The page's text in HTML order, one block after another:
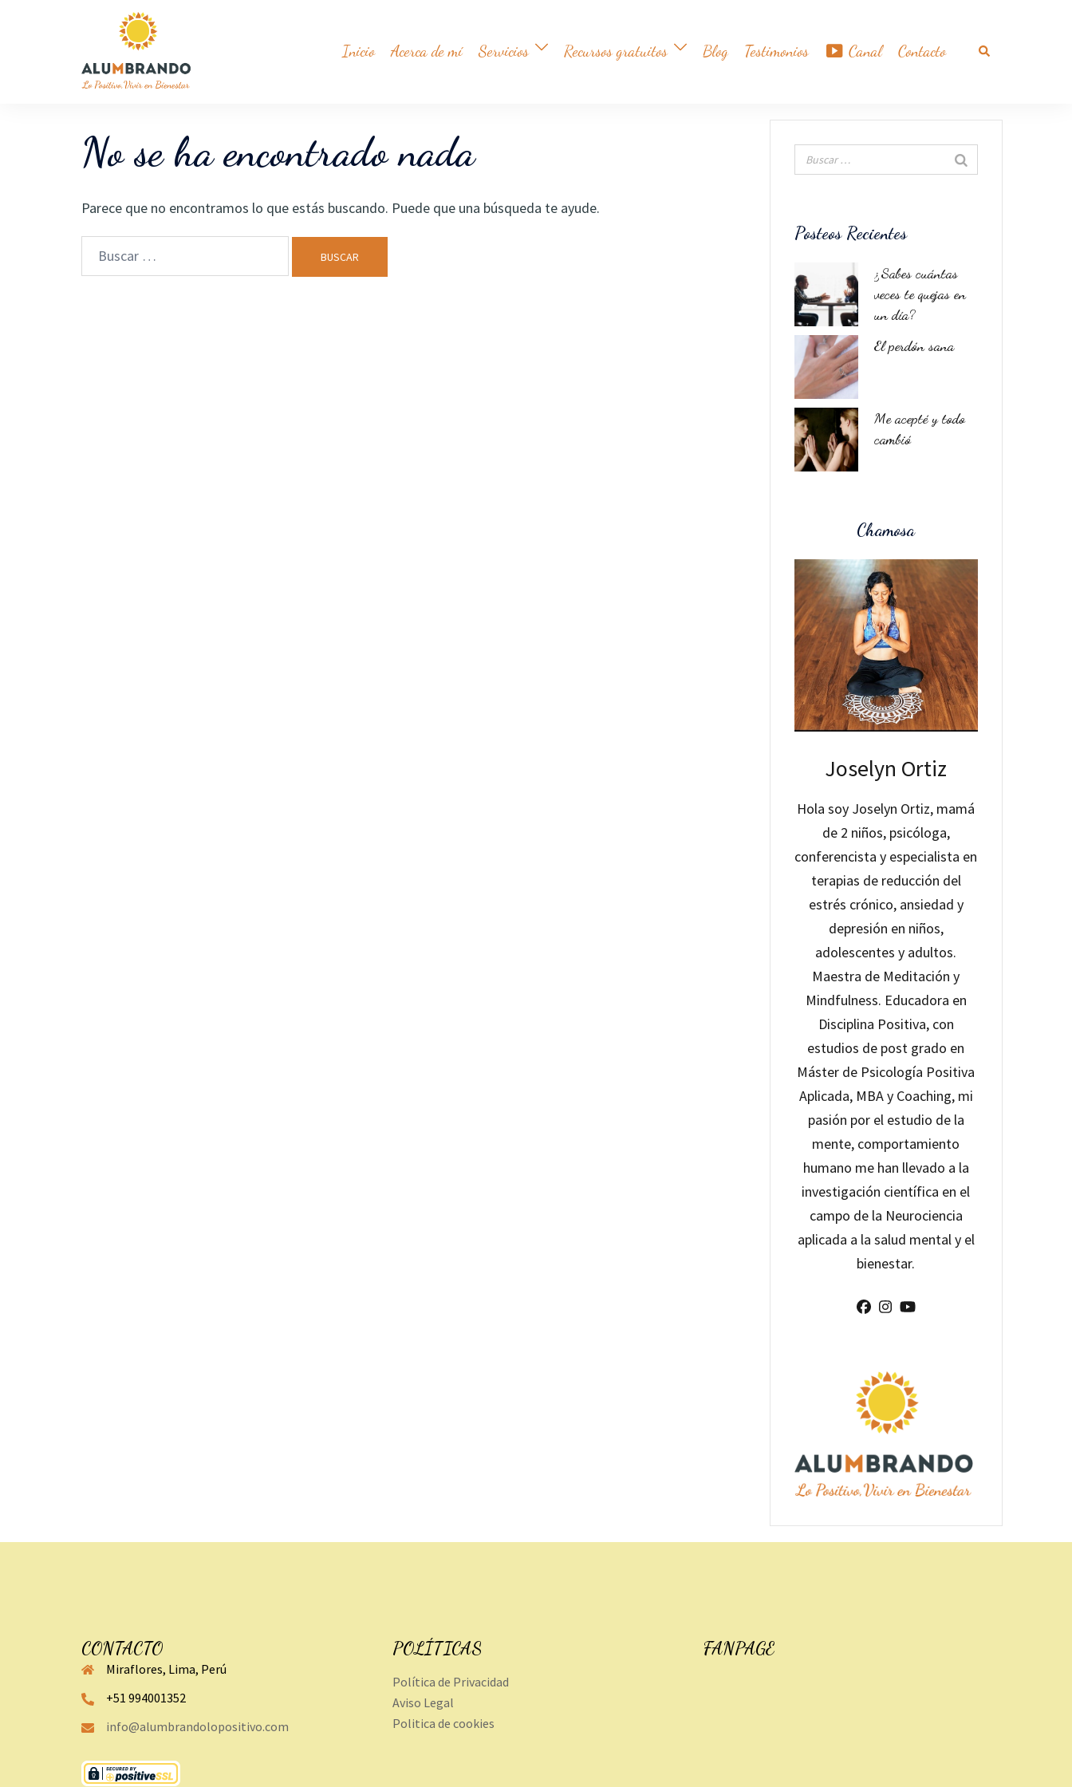
Inicio Acerca de mí Servicios Recursos gratuitos Blog Testimonios Canal Contacto Buscar
No se ha encontrado nada
Parece que no encontramos lo que estás buscando. Puede que una búsqueda te ayude.
Buscar:
Posteos Recientes
¿Sabes cuántas
veces te quejas en
un día?
El perdón sana
Me acepté y todo
cambió
Chamosa
Joselyn Ortiz
Hola soy Joselyn Ortiz, mamá
de 2 niños, psicóloga,
conferencista y especialista en
terapias de reducción del
estrés crónico, ansiedad y
depresión en niños,
adolescentes y adultos.
Maestra de Meditación y
Mindfulness. Educadora en
Disciplina Positiva, con
estudios de post grado en
Máster de Psicología Positiva
Aplicada, MBA y Coaching, mi
pasión por el estudio de la
mente, comportamiento
humano me han llevado a la
investigación científica en el
campo de la Neurociencia
aplicada a la salud mental y el
bienestar.
CONTACTO
Miraflores, Lima, Perú
+51 994001352
info@alumbrandolopositivo.com
POLÍTICAS
Política de Privacidad
Aviso Legal
Politica de cookies
FANPAGE